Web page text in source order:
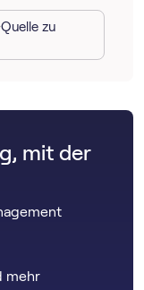
zu
mit der
mehr